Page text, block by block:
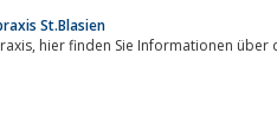
St.Blasien
Internistisch radiologische Gemeinschaftspraxis, hier